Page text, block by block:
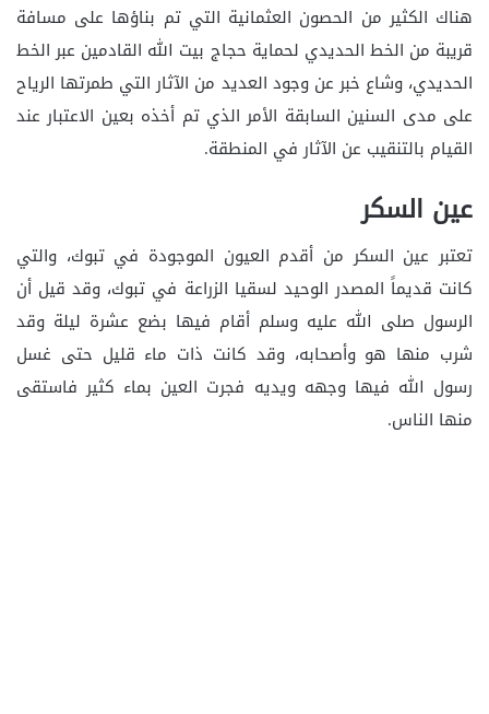
هناك الكثير من الحصون العثمانية التي تم بناؤها على مسافة
قريبة من الخط الحديدي لحماية حجاج بيت الله القادمين عبر الخط
الحديدي، وشاع خبر عن وجود العديد من الآثار التي طمرتها الرياح
على مدى السنين السابقة الأمر الذي تم أخذه بعين الاعتبار عند
القيام بالتنقيب عن الآثار في المنطقة.
عين السكر
تعتبر عين السكر من أقدم العيون الموجودة في تبوك، والتي
كانت قديماً المصدر الوحيد لسقيا الزراعة في تبوك، وقد قيل أن
الرسول صلى الله عليه وسلم أقام فيها بضع عشرة ليلة وقد
شرب منها هو وأصحابه، وقد كانت ذات ماء قليل حتى غسل
رسول الله فيها وجهه ويديه فجرت العين بماء كثير فاستقى
منها الناس.